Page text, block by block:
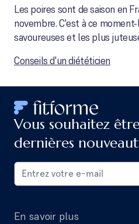
Les poires sont de saison en
novembre. C'est à ce
savoureuses et les plus
Conseils d'un diététicien
Vous souhaitez
dernières
En savoir plus